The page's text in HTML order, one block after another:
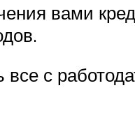
вами
с